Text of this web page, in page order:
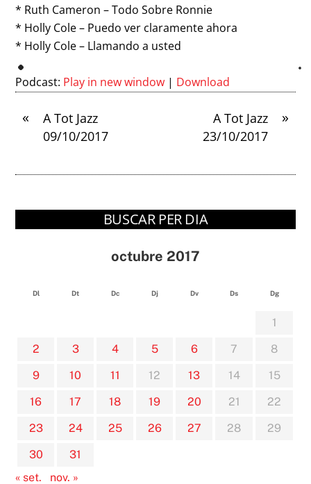
* Ruth Cameron – Todo Sobre Ronnie
* Holly Cole – Puedo ver claramente ahora
* Holly Cole – Llamando a usted
Podcast: Play in new window | Download
«
A Tot Jazz
09/10/2017
»
A Tot Jazz
23/10/2017
BUSCAR PER DIA
octubre 2017
Dl Dt Dc Dj Dv Ds Dg
1
2
3 4 5 6 7
8
9
10 11 12 13 14
15
16
17 18 19 20 21
22
23
24 25 26 27 28
29
30
31
« set.
nov. »